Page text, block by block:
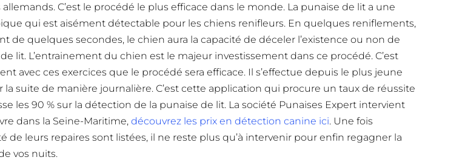
C’est le procédé le plus efficace dans le monde. La punaise de lit a une
qui est aisément détectable pour les chiens renifleurs. En quelques reniflements,
de quelques secondes, le chien aura la capacité de déceler l’existence ou non de
lit. L’entrainement du chien est le majeur investissement dans ce procédé. C’est
avec ces exercices que le procédé sera efficace. Il s’effectue depuis le plus jeune
la suite de manière journalière. C’est cette application qui procure un taux de réussite
les 90 % sur la détection de la punaise de lit. La société Punaises Expert intervient
dans la Seine-Maritime, découvrez les prix en détection canine ici. Une fois
de leurs repaires sont listées, il ne reste plus qu’à intervenir pour enfin regagner la
vos nuits.